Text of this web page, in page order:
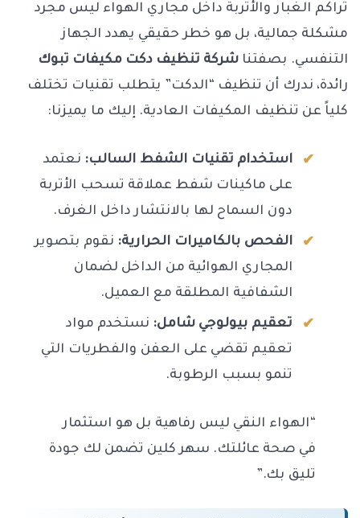
تراكم الغبار والأتربة داخل مجاري الهواء ليس مجرد
مشكلة جمالية، بل هو خطر حقيقي يهدد الجهاز
التنفسي. بصفتنا شركة تنظيف دكت مكيفات تبوك
رائدة، ندرك أن تنظيف “الدكت” يتطلب تقنيات تختلف
كلياً عن تنظيف المكيفات العادية. إليك ما يميزنا:
استخدام تقنيات الشفط السالب: نعتمد
على ماكينات شفط عملاقة تسحب الأتربة
دون السماح لها بالانتشار داخل الغرف.
الفحص بالكاميرات الحرارية: نقوم بتصوير
المجاري الهوائية من الداخل لضمان
الشفافية المطلقة مع العميل.
تعقيم بيولوجي شامل: نستخدم مواد
تعقيم تقضي على العفن والفطريات التي
تنمو بسبب الرطوبة.
“الهواء النقي ليس رفاهية بل هو استثمار
في صحة عائلتك. سهر كلين تضمن لك جودة
تليق بك.”